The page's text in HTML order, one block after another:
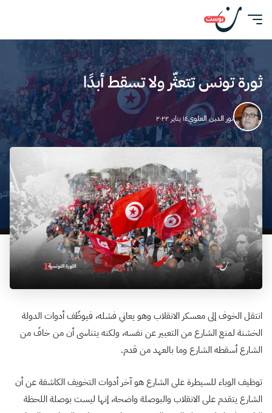
ثورة تونس تتعثّر ولا تسقط أبدًا
نور الدين العلوي١٤ يناير ٢٠٢٢
انتقل الخوف إلى معسكر الانقلاب وهو يعاني فشله، فيوظّف أدوات الدولة
الخشنة لمنع الشارع من التعبير عن نفسه، ولكنه يتناسى أن من خافَ من
الشارع أسقطه الشارع وما بالعهد من قدم.
توظيف الوباء للسيطرة على الشارع هو آخر أدوات التخويف الكاشفة عن أن
الشارع يتقدم على الانقلاب والبوصلة واضحة، إنها ليست بوصلة اللحظة